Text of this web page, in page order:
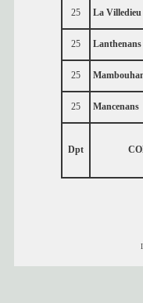
25 La Villedieu
25 Lanthenans
25
25 Mancenans
Dpt